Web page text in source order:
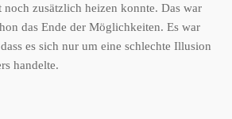
zusätzlich heizen konnte. Das war
das Ende der Möglichkeiten. Es war
es sich nur um eine schlechte Illusion
handelte.